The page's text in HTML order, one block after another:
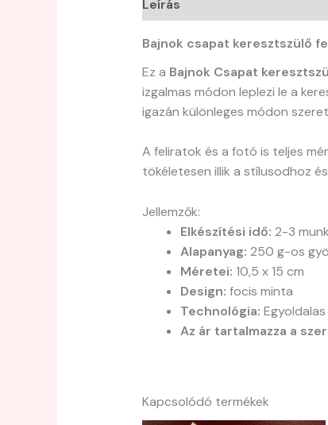
Leírás
Bajnok csapat keresztszülő
Ez a Bajnok Csapat
izgalmas módon leplezi le a
igazán különleges módon
A feliratok és a fotó is teljes
tökéletesen illik a stílusodhoz
Jellemzők:
Elkészítési idő: 2-3
Alapanyag: 250 g-os
Méretei: 10,5 x 15 cm
Design: focis minta
Technológia:
Az ár tartalmazza a
Kapcsolódó termékek